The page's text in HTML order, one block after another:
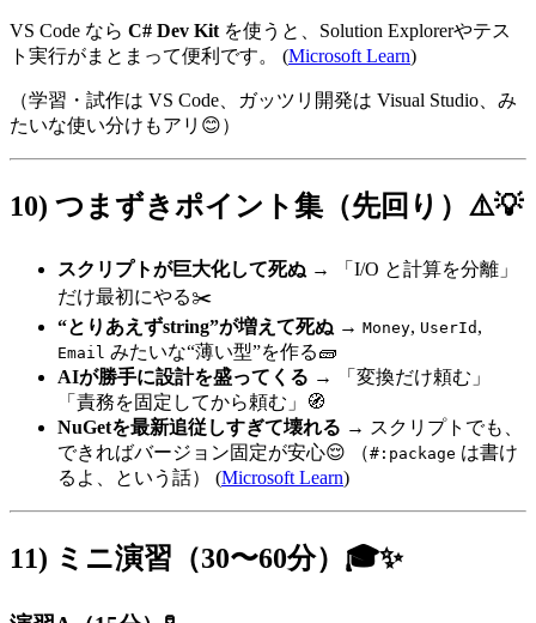
VS Code なら C# Dev Kitを使うと、Solution Explorerやテス
ト実行がまとまって便利です。 (Microsoft Learn)
（学習・試作は VS Code、ガッツリ開発は Visual Studio、み
たいな使い分けもアリ😊）
10) つまずきポイント集（先回り）⚠️💡
スクリプトが巨大化して死ぬ → 「I/O と計算を分離」
だけ最初にやる✂️
“とりあえずstring”が増えて死ぬ → Money, UserId ,
Email みたいな“薄い型”を作る🧱
AIが勝手に設計を盛ってくる → 「変換だけ頼む」
「責務を固定してから頼む」🧭
NuGetを最新追従しすぎて壊れる → スクリプトでも、
できればバージョン固定が安心😌 （#:package は書け
るよ、という話） (Microsoft Learn)
11) ミニ演習（30〜60分）🎓✨